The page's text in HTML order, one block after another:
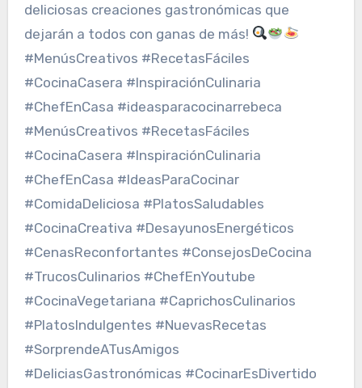
deliciosas creaciones gastronómicas que
dejarán a todos con ganas de más!
#MenúsCreativos #RecetasFáciles
#CocinaCasera #InspiraciónCulinaria
#ChefEnCasa #ideasparacocinarrebeca
#MenúsCreativos #RecetasFáciles
#CocinaCasera #InspiraciónCulinaria
#ChefEnCasa #IdeasParaCocinar
#ComidaDeliciosa #PlatosSaludables
#CocinaCreativa #DesayunosEnergéticos
#CenasReconfortantes #ConsejosDeCocina
#TrucosCulinarios #ChefEnYoutube
#CocinaVegetariana #CaprichosCulinarios
#PlatosIndulgentes #NuevasRecetas
#SorprendeATusAmigos
#DeliciasGastronómicas #CocinarEsDivertido